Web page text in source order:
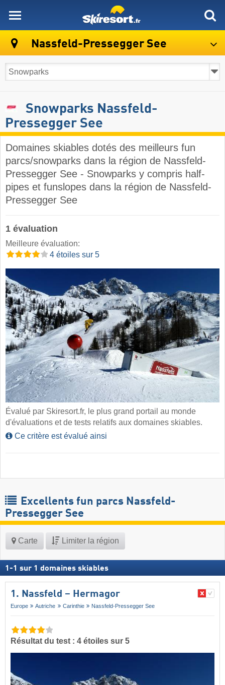
Nassfeld-Pressegger See
Snowparks Nassfeld-
Pressegger See
Domaines skiables dotés des meilleurs fun
parcs/snowparks dans la région de Nassfeld-
Pressegger See - Snowparks y compris half-
pipes et funslopes dans la région de Nassfeld-
Pressegger See
1 évaluation
Meilleure évaluation:
4 étoiles sur 5
Évalué par Skiresort.fr, le plus grand portail au monde
d'évaluations et de tests relatifs aux domaines skiables.
Ce critère est évalué ainsi
Excellents fun parcs Nassfeld-
Pressegger See
Carte Limiter la région
1 -1 sur 1 domaines skiables
1. Nassfeld – Hermagor
Europe Autriche Carinthie Nassfeld-Pressegger See
Résultat du test : 4 étoiles sur 5